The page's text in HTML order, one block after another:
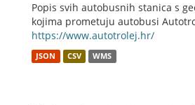
Popis svih autobusnih stanica s
kojima prometuju autobusi
https://www.autotrolej.hr/
JSON CSV WMS